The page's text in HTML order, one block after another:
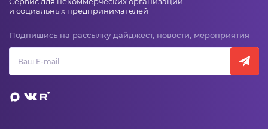
и социальных предпринимателей
Подпишись на рассылку дайджест, новости, мероприятия